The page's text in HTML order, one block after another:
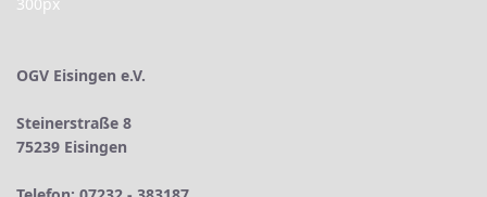
OGV Eisingen e.V.
Steinerstraße 8
75239 Eisingen